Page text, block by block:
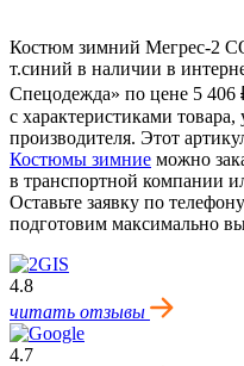
Костюм зимний Мегрес-2
т.синий в наличии в
Спецодежда» по цене 5 406
с характеристиками
производителя. Этот
Костюмы зимние можно
в транспортной компании
Оставьте заявку по телефону
подготовим максимально
4.8
читать отзывы
4.7